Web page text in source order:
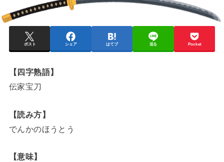
ポスト シェア はてブ 送る Pocket
【四字熟語】
伝家宝刀
【読み方】
でんかのほうとう
【意味】